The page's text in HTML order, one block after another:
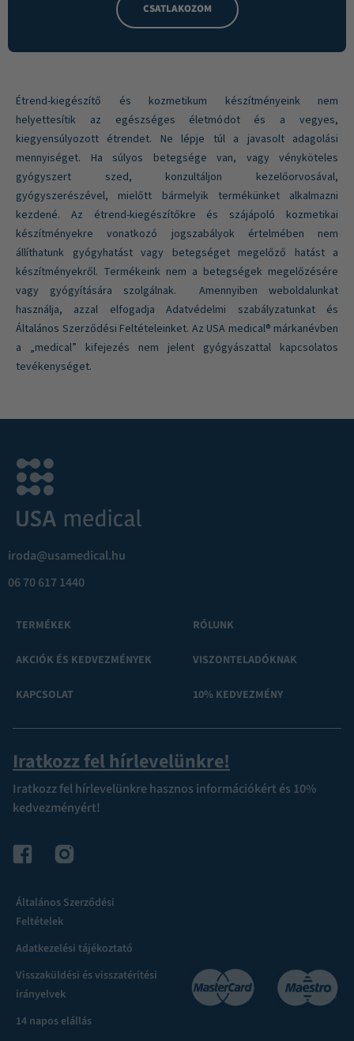
CSATLAKOZOM
Étrend-kiegészítő és kozmetikum készítményeink nem
helyettesítik az egészséges életmódot és a vegyes,
kiegyensúlyozott étrendet. Ne lépje túl a javasolt adagolási
mennyiséget. Ha súlyos betegsége van, vagy vényköteles
gyógyszert szed, konzultáljon kezelőorvosával,
gyógyszerészével, mielőtt bármelyik termékünket alkalmazni
kezdené. Az étrend-kiegészítőkre és szájápoló kozmetikai
készítményekre vonatkozó jogszabályok értelmében nem
állíthatunk gyógyhatást vagy betegséget megelőző hatást a
készítményekről. Termékeink nem a betegségek megelőzésére
vagy gyógyítására szolgálnak. Amennyiben weboldalunkat
használja, azzal elfogadja Adatvédelmi szabályzatunkat és
Általános Szerződési Feltételeinket. Az USA medical® márkanévben
a „medical” kifejezés nem jelent gyógyászattal kapcsolatos
tevékenységet.
iroda@usamedical.hu
06 70 617 1440
TERMÉKEK
AKCIÓK ÉS KEDVEZMÉNYEK
KAPCSOLAT
RÓLUNK
VISZONTELADÓKNAK
10% KEDVEZMÉNY
Iratkozz fel hírlevelünkre!
Iratkozz fel hírlevelünkre hasznos információkért és 10%
kedvezményért!
Általános Szerződési
Feltételek
Adatkezelési tájékoztató
Visszaküldési és visszatérítési
irányelvek
14 napos elállás